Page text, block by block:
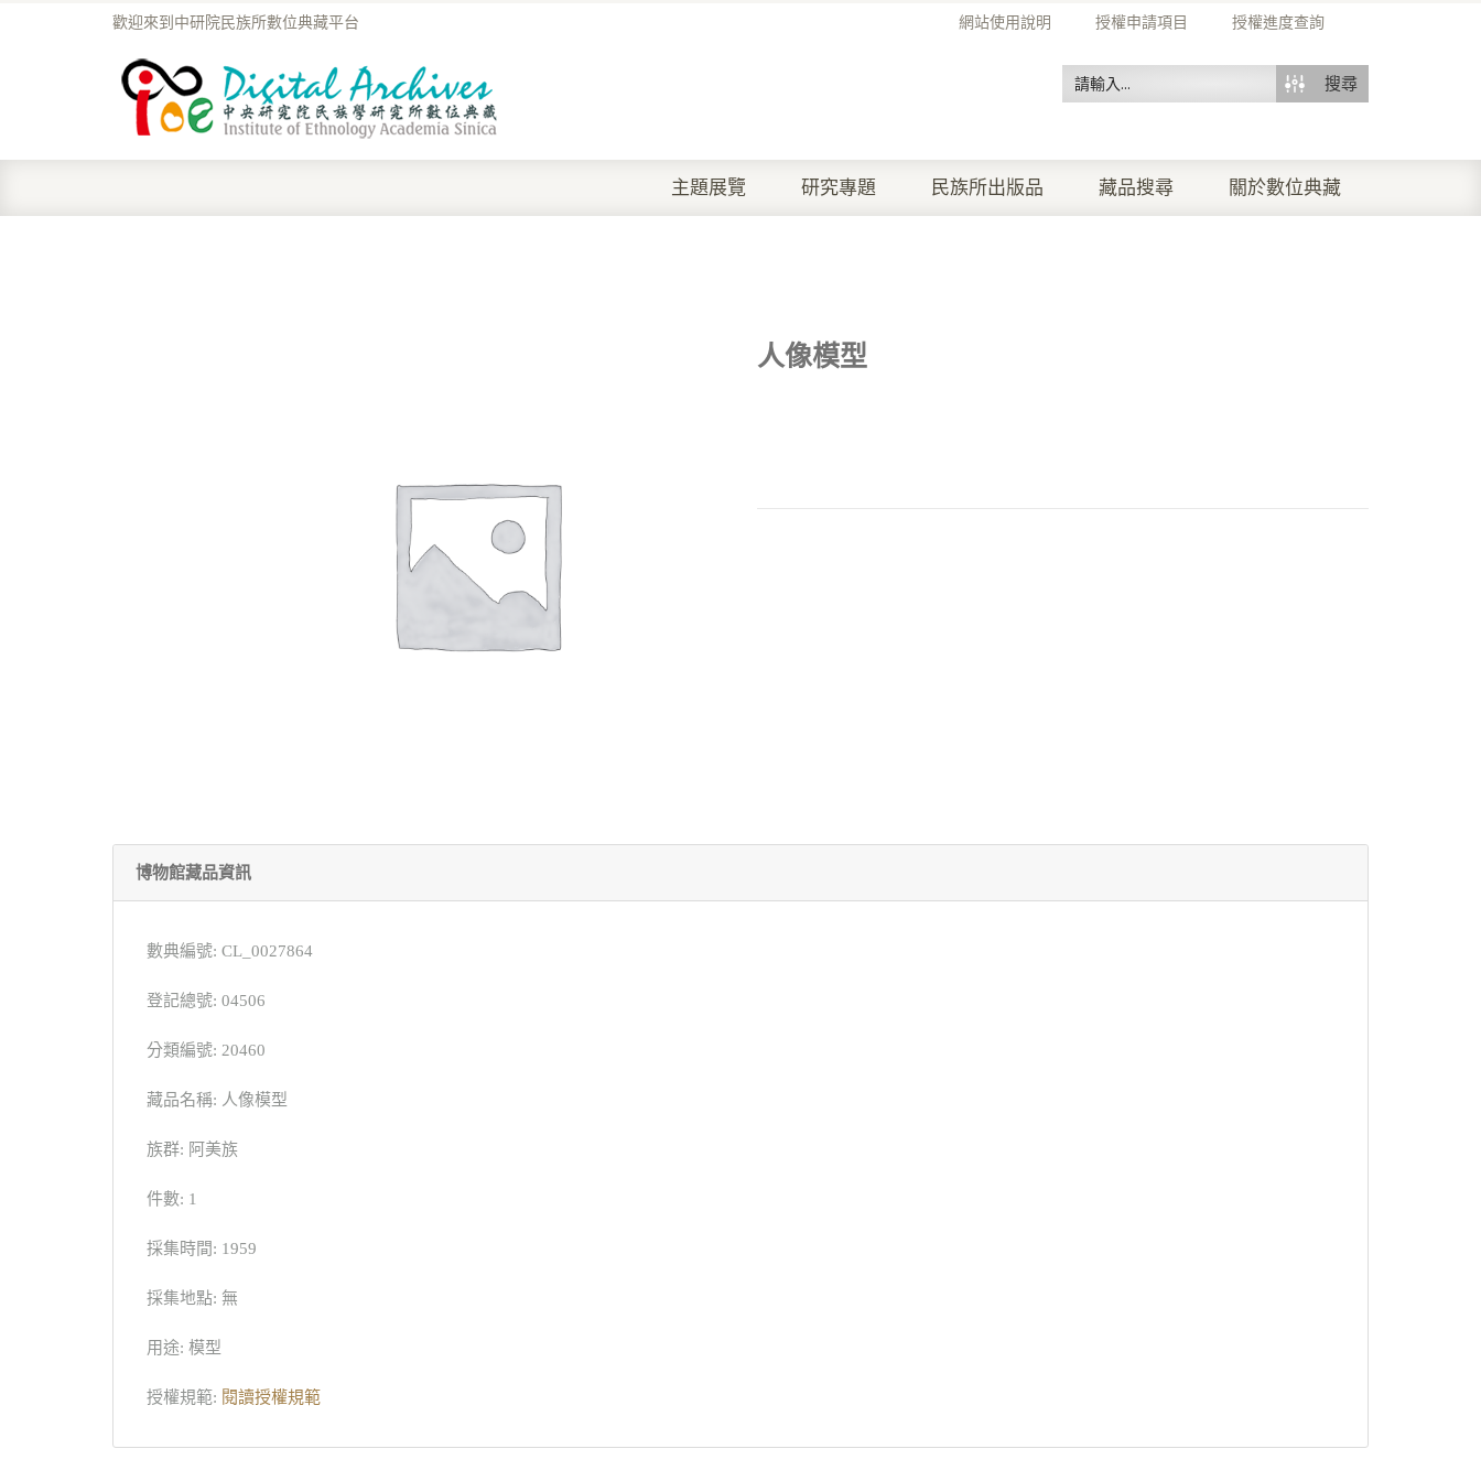
網站使用說明 授權申請項目 授權進度查詢
歡迎來到中研院民族所數位典藏平台
搜尋
主題展覽 研究專題 民族所出版品 藏品搜尋 關於數位典藏
人像模型
博物館藏品資訊
數典編號: CL_0027864
登記總號: 04506
分類編號: 20460
藏品名稱: 人像模型
族群: 阿美族
件數: 1
採集時間: 1959
採集地點: 無
用途: 模型
授權規範: 閱讀授權規範